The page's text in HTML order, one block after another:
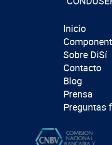
Inicio
Sobre DiSí
Contacto
Blog
Prensa
Preguntas